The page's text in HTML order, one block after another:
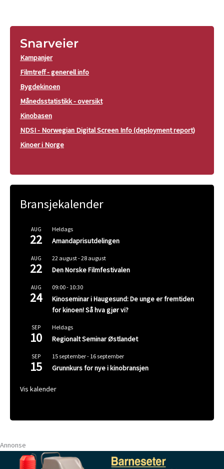
Snarveier
Kampanjer
Filmtreff - generell info
Bygdekinoen
Månedsstatistikk - oversikt
Kinobasen
NDSI - Norwegian Digital Screen Info (deployment report)
Kinoer i Norge
Bransjekalender
AUG
22
Heldags
Amandaprisutdelingen
AUG
22
22 august-28 august
Den Norske Filmfestivalen
AUG
24
09:00- 10:30
Kinoseminar i Haugesund: De unge er fremtiden
for kinoen! Så hva gjør vi?
SEP
10
Heldags
Regionalt Seminar Østlandet
SEP
15
15 september- 16 september
Grunnkurs for nye i kinobransjen
Vis kalender
Annonse